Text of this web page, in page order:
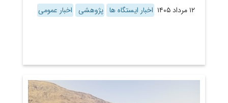
۱۲ مرداد ۱۴۰۵ اخبار ایستگاه ها پژوهشی اخبار عمومی